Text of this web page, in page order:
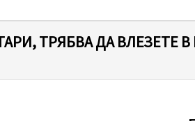
ТРЯБВА ДА ВЛЕЗЕТЕ